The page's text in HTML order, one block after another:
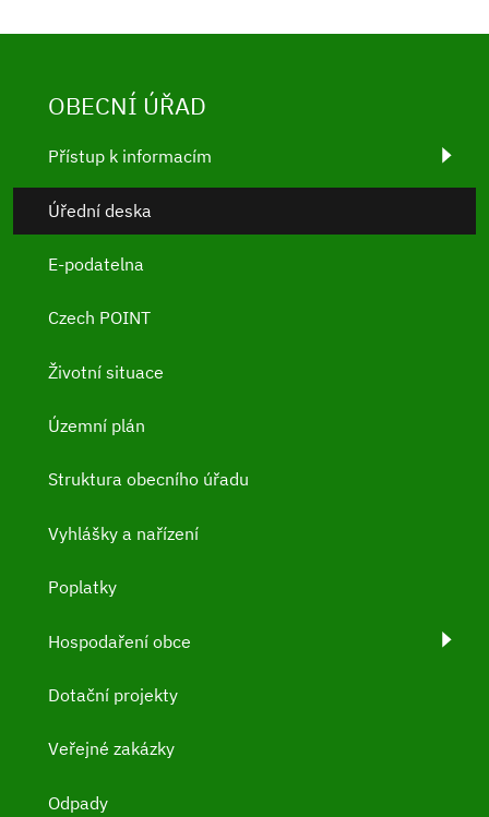
OBECNÍ ÚŘAD
Přístup k informacím
Úřední deska
E-podatelna
Czech POINT
Životní situace
Územní plán
Struktura obecního úřadu
Vyhlášky a nařízení
Poplatky
Hospodaření obce
Dotační projekty
Veřejné zakázky
Odpady